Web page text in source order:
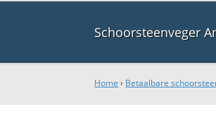
Schoorsteenveger
Home › Betaalbare